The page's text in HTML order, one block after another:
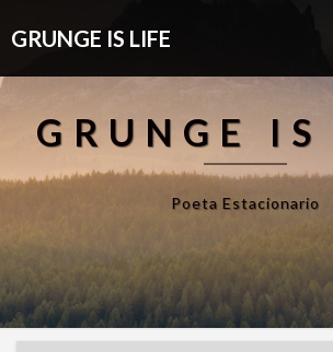
GRUNGE IS LIFE
GRUNGE
Poeta Estacionario